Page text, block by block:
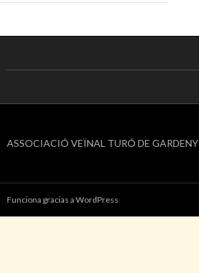
ASSOCIACIÓ VEÏNAL TURÓ DE GARDENY
Funciona gracias a WordPress